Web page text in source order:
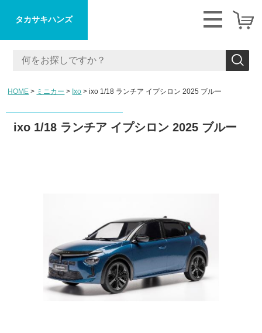
タカサキハンズ
HOME ミニカー Ixo ixo 1/18 ランチア イプシロン 2025 ブルー
ixo 1/18 ランチア イプシロン 2025 ブルー